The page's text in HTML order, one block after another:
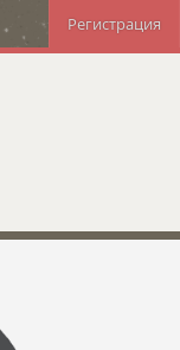
Регистрация